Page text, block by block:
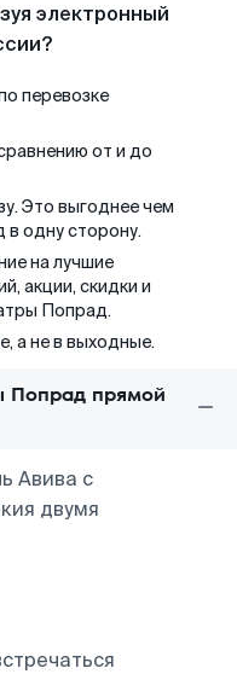
электронный
перевозке
от и до
Это выгоднее чем
одну сторону.
на лучшие
акции, скидки и
Попрад.
а не в выходные.
Попрад прямой
Авива с
двумя